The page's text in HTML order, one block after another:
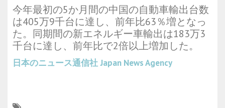
今年最初の5か月間の中国の自動車輸出台数
は405万9千台に達し、前年比63％増となっ
た。同期間の新エネルギー車輸出は183万3
千台に達し、前年比で2倍以上増加した。
日本のニュース通信社 Japan News Agency